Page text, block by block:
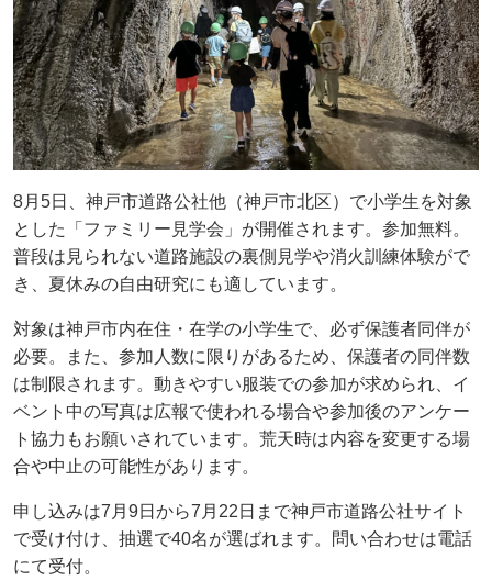
8月5日、神戸市道路公社他（神戸市北区）で小学生を対象
とした「ファミリー見学会」が開催されます。参加無料。
普段は見られない道路施設の裏側見学や消火訓練体験がで
き、夏休みの自由研究にも適しています。
対象は神戸市内在住・在学の小学生で、必ず保護者同伴が
必要。また、参加人数に限りがあるため、保護者の同伴数
は制限されます。動きやすい服装での参加が求められ、イ
ベント中の写真は広報で使われる場合や参加後のアンケー
ト協力もお願いされています。荒天時は内容を変更する場
合や中止の可能性があります。
申し込みは7月9日から7月22日まで神戸市道路公社サイト
で受け付け、抽選で40名が選ばれます。問い合わせは電話
にて受付。